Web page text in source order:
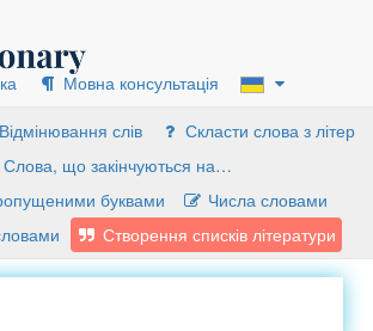
Мовна консультація
Відмінювання слів
Скласти слова з літер
Слова, що закінчуються на…
буквами
Числа словами
Створення списків літератури